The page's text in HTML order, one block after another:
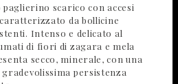
scarico con accesi
da bollicine
Intenso e delicato al
di fiori di zagara e mela
secco, minerale, con una
gradevolissima persistenza